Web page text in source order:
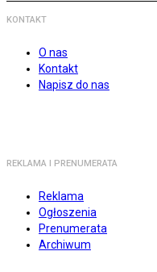
KONTAKT
O nas
Kontakt
Napisz do nas
REKLAMA I PRENUMERATA
Reklama
Ogłoszenia
Prenumerata
Archiwum